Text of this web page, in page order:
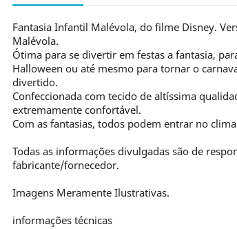
Fantasia Infantil Malévola, do filme Disney.
Malévola.
Ótima para se divertir em festas a fantasia,
Halloween ou até mesmo para tornar o
divertido.
Confeccionada com tecido de altíssima
extremamente confortável.
Com as fantasias, todos podem entrar no
Todas as informações divulgadas são de
fabricante/fornecedor.
Imagens Meramente Ilustrativas.
informações técnicas